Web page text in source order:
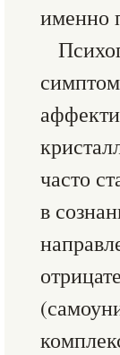
именно
часто
в